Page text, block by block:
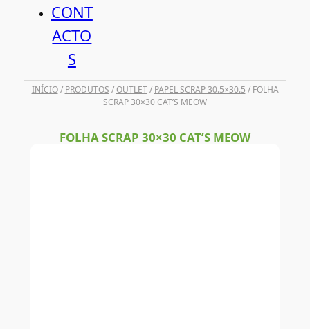
CONT
ACTO
S
INÍCIO/ PRODUTOS /OUTLET/ PAPEL SCRAP 30.5×30.5 / FOLHA
SCRAP 30×30 CAT’S MEOW
FOLHA SCRAP 30×30 CAT’S MEOW